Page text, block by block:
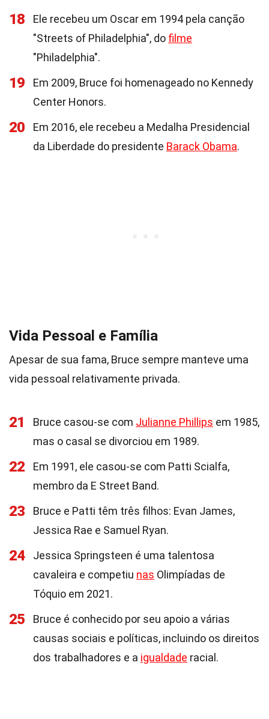
18
Ele recebeu um Oscar em 1994 pela canção
"Streets of Philadelphia", do filme
"Philadelphia".
19
Em 2009, Bruce foi homenageado no Kennedy
Center Honors.
20
Em 2016, ele recebeu a Medalha Presidencial
da Liberdade do presidente Barack Obama.
Vida Pessoal e Família
Apesar de sua fama, Bruce sempre manteve uma
vida pessoal relativamente privada.
21 Bruce casou-se com Julianne Phillips em 1985,
mas o casal se divorciou em 1989.
22
Em 1991, ele casou-se com Patti Scialfa,
membro da E Street Band.
23
Bruce e Patti têm três filhos: Evan James,
Jessica Rae e Samuel Ryan.
24
Jessica Springsteen é uma talentosa
cavaleira e competiu nas Olimpíadas de
Tóquio em 2021.
25
Bruce é conhecido por seu apoio a várias
causas sociais e políticas, incluindo os direitos
dos trabalhadores e a igualdade racial.